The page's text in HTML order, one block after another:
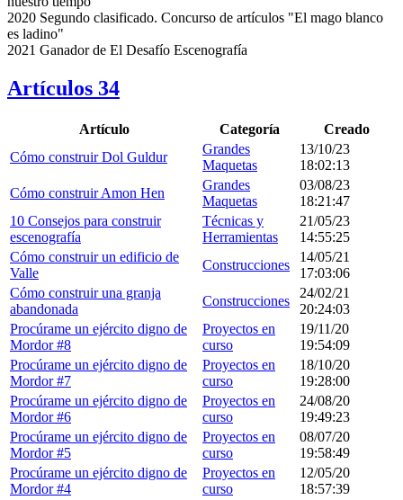
2020 Segundo clasificado. Concurso de artículos "El mago blanco
es ladino"
2021 Ganador de El Desafío Escenografía
Artículos 34
Artículo Categoría
Creado
Cómo construir Dol Guldur
Grandes
Maquetas
13/10/23
18:02:13
Cómo construir Amon Hen
Grandes
Maquetas
03/08/23
18:21:47
10 Consejos para construir
escenografía
Técnicas y
Herramientas
21/05/23
14:55:25
Cómo construir un edificio de
Valle
Construcciones
14/05/21
17:03:06
Cómo construir una granja
abandonada
Construcciones
24/02/21
20:24:03
Procúrame un ejército digno de
Mordor #8
Proyectos en
curso
19/11/20
19:54:09
Procúrame un ejército digno de
Mordor #7
Proyectos en
curso
18/10/20
19:28:00
Procúrame un ejército digno de
Mordor #6
Proyectos en
curso
24/08/20
19:49:23
Procúrame un ejército digno de
Mordor #5
Proyectos en
curso
08/07/20
19:58:49
Procúrame un ejército digno de
Mordor #4
Proyectos en
curso
12/05/20
18:57:39